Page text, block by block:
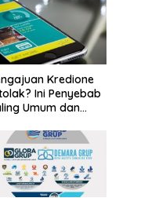
Kredione
Ini Penyebab
Umum dan